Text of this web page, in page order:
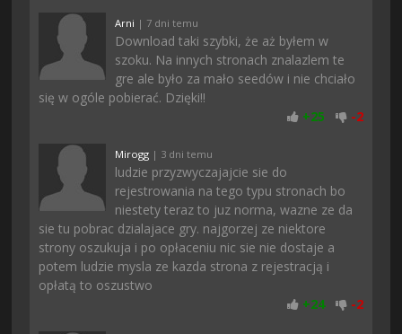
Arni | 7 dni temu
Download taki szybki, że aż byłem w
szoku. Na innych stronach znalazlem te
gre ale było za mało seedów i nie chciało
się w ogóle pobierać. Dzięki!!
+25 -2
Mirogg | 3 dni temu
ludzie przyzwyczajajcie sie do
rejestrowania na tego typu stronach bo
niestety teraz to juz norma, wazne ze da
sie tu pobrac dzialajace gry. najgorzej ze niektore
strony oszukuja i po opłaceniu nic sie nie dostaje a
potem ludzie mysla ze kazda strona z rejestracją i
opłatą to oszustwo
+24 -2